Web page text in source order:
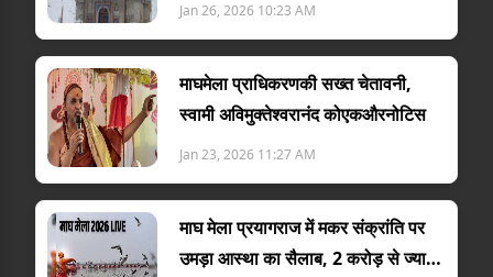
Jan 26, 2026 10:23 AM
माघमेला प्राधिकरणकी सख्त चेतावनी,
स्वामी अविमुक्तेश्वरानंद कोएकऔरनोटिस
Jan 23, 2026 11:27 AM
माघ मेला प्रयागराज में मकर संक्रांति पर
उमड़ा आस्था का सैलाब, 2 करोड़ से ज्यादा